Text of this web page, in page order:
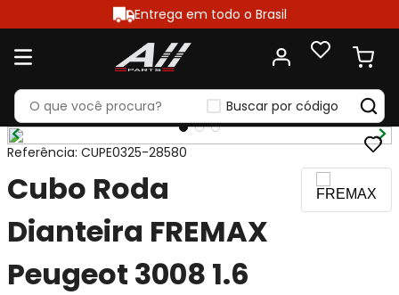
Entrega em todo o Brasil
Buscar por código
Referência: CUPE0325-28580
Cubo Roda
Dianteira FREMAX
Peugeot 3008 1.6